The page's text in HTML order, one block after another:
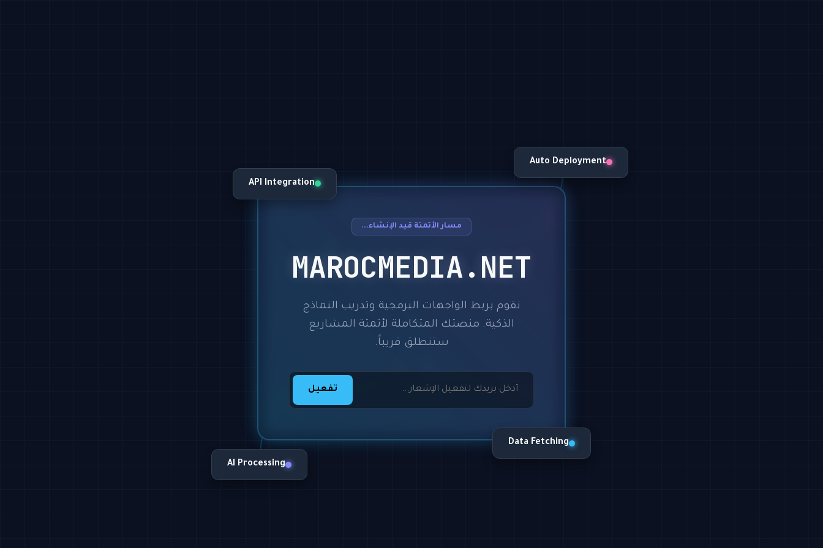
مسار الأتمتة قيد الإنشاء...
MAROCMEDIA.NET
نقوم بربط الواجهات البرمجية وتدريب النماذج
الذكية. منصتك المتكاملة لأتمتة المشاريع
ستنطلق قريباً.
تفعيل
Data Fetching
AI Processing
API Integration
Auto Deployment